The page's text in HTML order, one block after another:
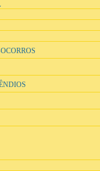
Queluz 2745-003,
de Gaia
Portimão